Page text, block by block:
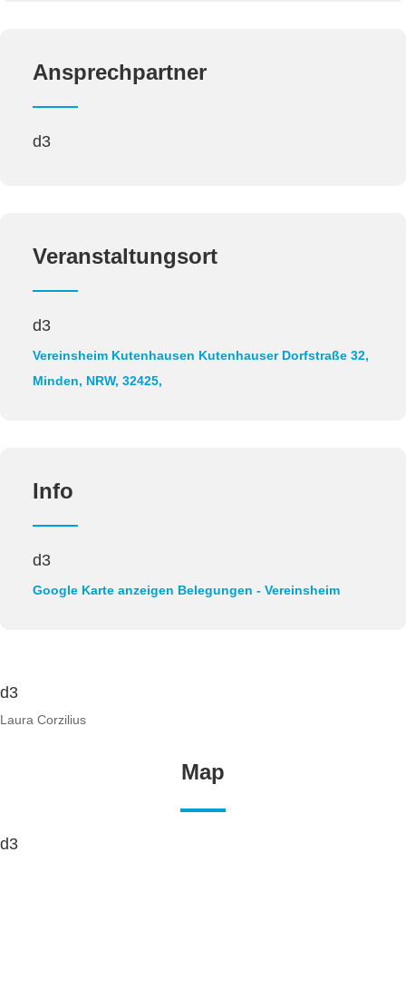
Ansprechpartner
d3
Veranstaltungsort
d3
Vereinsheim Kutenhausen Kutenhauser Dorfstraße 32,
Minden, NRW, 32425,
Info
d3
Google Karte anzeigen Belegungen - Vereinsheim
d3
Laura Corzilius
Map
d3